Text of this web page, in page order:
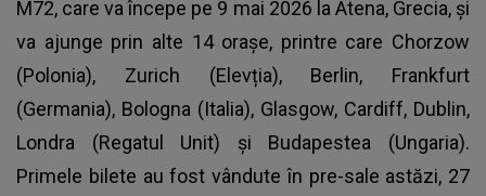
M72, care va începe pe 9 mai 2026 la Atena, Grecia, și
va ajunge prin alte 14 orașe, printre care Chorzow
(Polonia), Zurich (Elevția), Berlin, Frankfurt
(Germania), Bologna (Italia), Glasgow, Cardiff, Dublin,
Londra (Regatul Unit) și Budapestea (Ungaria).
Primele bilete au fost vândute în pre-sale astăzi, 27